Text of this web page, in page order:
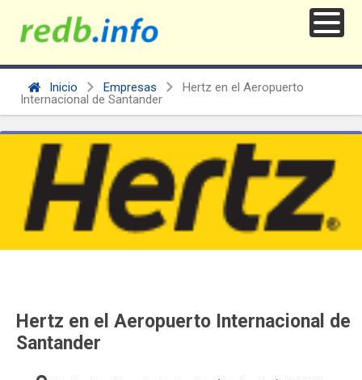
Inicio Empresas
Hertz en el Aeropuerto
Internacional de Santander
Hertz en el Aeropuerto Internacional de
Santander